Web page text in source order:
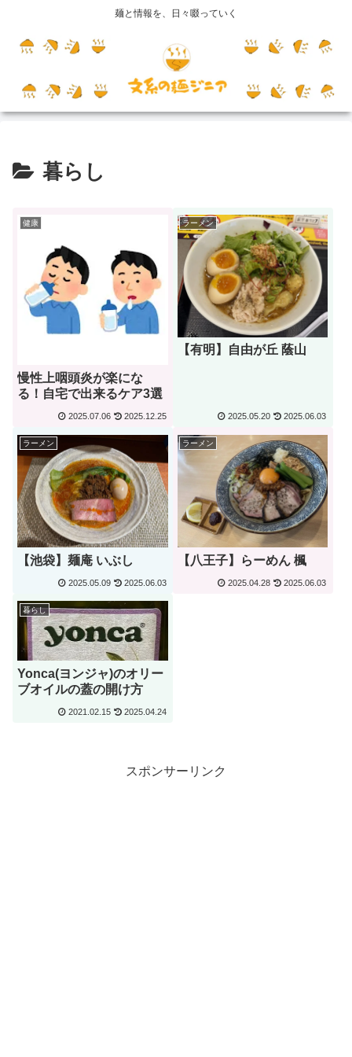
麺と情報を、日々啜っていく
暮らし
健康
慢性上咽頭炎が楽にな
る！自宅で出来るケア3選
2025.07.06 2025.12.25
ラーメン
【有明】自由が丘 蔭山
2025.05.20 2025.06.03
ラーメン
【池袋】麺庵 いぶし
2025.05.09 2025.06.03
ラーメン
【八王子】らーめん 楓
2025.04.28 2025.06.03
暮らし
Yonca(ヨンジャ)のオリー
ブオイルの蓋の開け方
2021.02.15 2025.04.24
スポンサーリンク